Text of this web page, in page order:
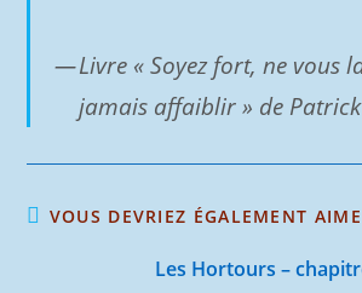
Livre « Soyez fort, ne vous
jamais affaiblir » de
VOUS DEVRIEZ ÉGALEMENT
Les Hortours –